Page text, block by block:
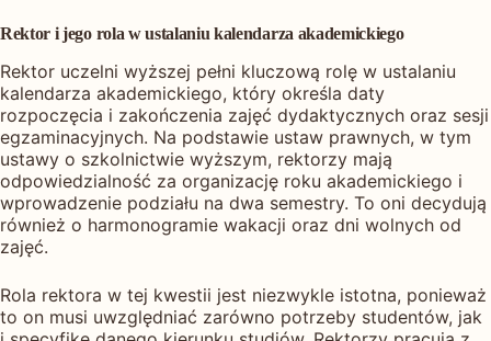
Rektor i jego rola w ustalaniu kalendarza akademickiego
Rektor uczelni wyższej pełni kluczową rolę w ustalaniu
kalendarza akademickiego, który określa daty
rozpoczęcia i zakończenia zajęć dydaktycznych oraz sesji
egzaminacyjnych. Na podstawie ustaw prawnych, w tym
ustawy o szkolnictwie wyższym, rektorzy mają
odpowiedzialność za organizację roku akademickiego i
wprowadzenie podziału na dwa semestry. To oni decydują
również o harmonogramie wakacji oraz dni wolnych od
zajęć.
Rola rektora w tej kwestii jest niezwykle istotna, ponieważ
to on musi uwzględniać zarówno potrzeby studentów, jak